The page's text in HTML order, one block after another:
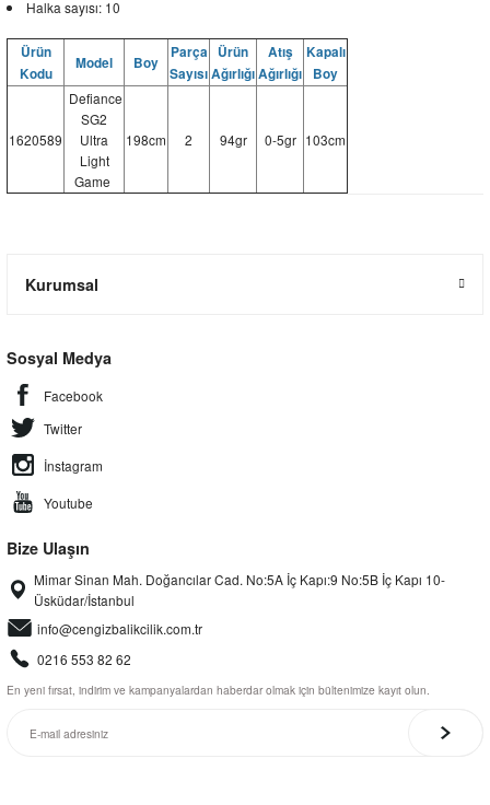
Halka sayısı: 10
Ürün
Kodu
Model Boy
Parça
Sayısı
Ürün
Ağırlığı
Atış
Ağırlığı
Kapalı
Boy
1620589
Defiance
SG2
Ultra
Light
Game
198cm 2 94gr 0-5gr 103cm
Kurumsal
Sosyal Medya
Facebook
Twitter
İnstagram
Youtube
Bize Ulaşın
Mimar Sinan Mah. Doğancılar Cad. No:5A İç Kapı:9 No:5B İç Kapı 10-
Üsküdar/İstanbul
info@cengizbalikcilik.com.tr
0216 553 82 62
En yeni fırsat, indirim ve kampanyalardan haberdar olmak için bültenimize kayıt olun.